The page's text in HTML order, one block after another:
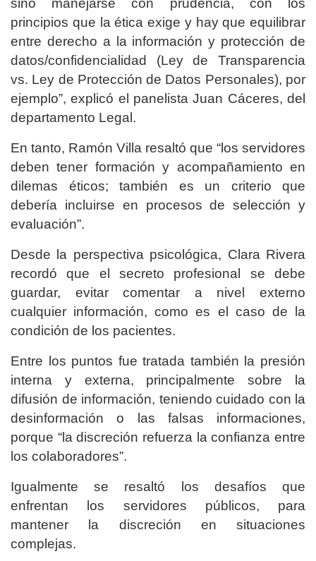
sino manejarse con prudencia, con los
principios que la ética exige y hay que equilibrar
entre derecho a la información y protección de
datos/confidencialidad (Ley de Transparencia
vs. Ley de Protección de Datos Personales), por
ejemplo”, explicó el panelista Juan Cáceres, del
departamento Legal.
En tanto, Ramón Villa resaltó que “los servidores
deben tener formación y acompañamiento en
dilemas éticos; también es un criterio que
debería incluirse en procesos de selección y
evaluación”.
Desde la perspectiva psicológica, Clara Rivera
recordó que el secreto profesional se debe
guardar, evitar comentar a nivel externo
cualquier información, como es el caso de la
condición de los pacientes.
Entre los puntos fue tratada también la presión
interna y externa, principalmente sobre la
difusión de información, teniendo cuidado con la
desinformación o las falsas informaciones,
porque “la discreción refuerza la confianza entre
los colaboradores”.
Igualmente se resaltó los desafíos que
enfrentan los servidores públicos, para
mantener la discreción en situaciones
complejas.